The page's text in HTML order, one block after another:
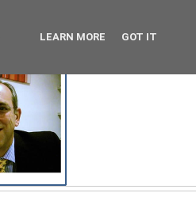
LEARN MORE GOT IT